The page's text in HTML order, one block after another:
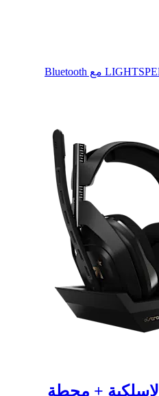
سماعة ASTRO A50 لاسلكية + محطة